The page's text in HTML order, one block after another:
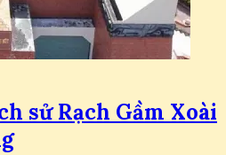
sử Rạch Gầm Xoài